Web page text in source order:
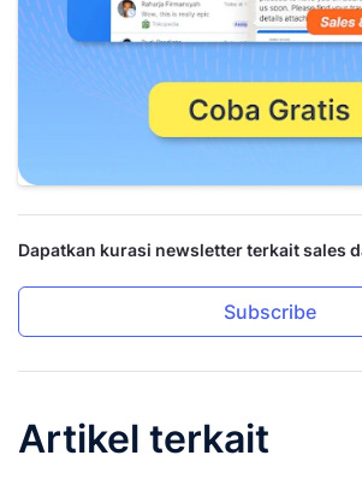
Dapatkan kurasi newsletter terkait sales
Subscribe
Artikel terkait